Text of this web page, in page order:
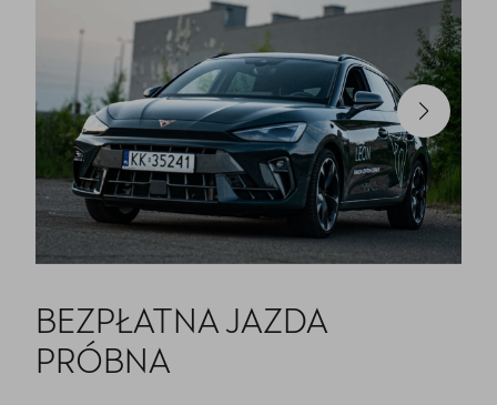
BEZPŁATNA JAZDA
PRÓBNA